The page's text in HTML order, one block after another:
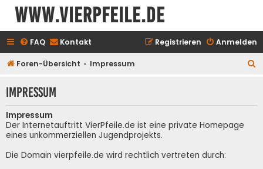
www.vierpfeile.de
FAQ Kontakt Anmelden
Registrieren
Foren-Übersicht Impressum
h
Impressum
Impressum
Der Internetauftritt VierPfeile.de ist eine private Homepage
eines unkommerziellen Jugendprojekts.
Die Domain vierpfeile.de wird rechtlich vertreten durch: